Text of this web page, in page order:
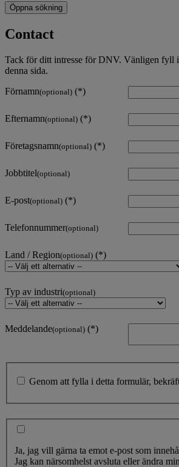
Öppna sökning
Contact
Tack för ditt intresse för DNV. Vänligen fyll
denna sida.
Förnamn(optional)
Efternamn(optional)
Företagsnamn(optional)
Jobbtitel(optional)
E-post(optional)
Telefonnummer(optional)
Land / Region(optional)
Typ av industri(optional)
Meddelande(optional)
Genom att fylla i detta formulär,
Ja, jag vill gärna ta emot e-post som
Jag kan närsomhelst avsluta eller ändra